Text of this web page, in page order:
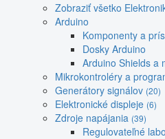
Zobraziť všetko
Arduino
Komponenty a
Dosky Arduino
Arduino Shields a
Mikrokontroléry a
Generátory signálov (20)
Elektronické displeje (6)
Zdroje napájania (39)
Regulovateľné